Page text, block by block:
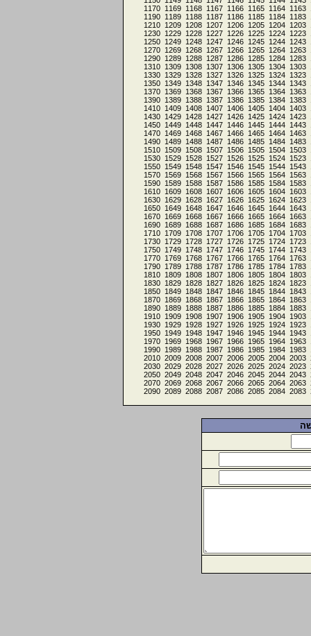
1163
1164
1165
1166
1167
1168
1169
1170
1183
1184
1185
1186
1187
1188
1189
1190
1203
1204
1205
1206
1207
1208
1209
1210
1223
1224
1225
1226
1227
1228
1229
1230
1243
1244
1245
1246
1247
1248
1249
1250
1263
1264
1265
1266
1267
1268
1269
1270
1283
1284
1285
1286
1287
1288
1289
1290
1303
1304
1305
1306
1307
1308
1309
1310
1323
1324
1325
1326
1327
1328
1329
1330
1343
1344
1345
1346
1347
1348
1349
1350
1363
1364
1365
1366
1367
1368
1369
1370
1383
1384
1385
1386
1387
1388
1389
1390
1403
1404
1405
1406
1407
1408
1409
1410
1423
1424
1425
1426
1427
1428
1429
1430
1443
1444
1445
1446
1447
1448
1449
1450
1463
1464
1465
1466
1467
1468
1469
1470
1483
1484
1485
1486
1487
1488
1489
1490
1503
1504
1505
1506
1507
1508
1509
1510
1523
1524
1525
1526
1527
1528
1529
1530
1543
1544
1545
1546
1547
1548
1549
1550
1563
1564
1565
1566
1567
1568
1569
1570
1583
1584
1585
1586
1587
1588
1589
1590
1603
1604
1605
1606
1607
1608
1609
1610
1623
1624
1625
1626
1627
1628
1629
1630
1643
1644
1645
1646
1647
1648
1649
1650
1663
1664
1665
1666
1667
1668
1669
1670
1683
1684
1685
1686
1687
1688
1689
1690
1703
1704
1705
1706
1707
1708
1709
1710
1723
1724
1725
1726
1727
1728
1729
1730
1743
1744
1745
1746
1747
1748
1749
1750
1763
1764
1765
1766
1767
1768
1769
1770
1783
1784
1785
1786
1787
1788
1789
1790
1803
1804
1805
1806
1807
1808
1809
1810
1823
1824
1825
1826
1827
1828
1829
1830
1843
1844
1845
1846
1847
1848
1849
1850
1863
1864
1865
1866
1867
1868
1869
1870
1883
1884
1885
1886
1887
1888
1889
1890
1903
1904
1905
1906
1907
1908
1909
1910
1923
1924
1925
1926
1927
1928
1929
1930
1943
1944
1945
1946
1947
1948
1949
1950
1963
1964
1965
1966
1967
1968
1969
1970
1983
1984
1985
1986
1987
1988
1989
1990
2003
2004
2005
2006
2007
2008
2009
2010
2023
2024
2025
2026
2027
2028
2029
2030
2043
2044
2045
2046
2047
2048
2049
2050
2063
2064
2065
2066
2067
2068
2069
2070
2083
2084
2085
2086
2087
2088
2089
2090